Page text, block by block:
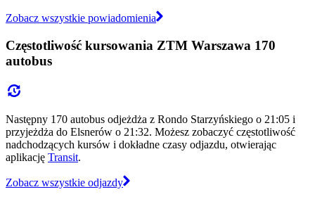
Zobacz wszystkie powiadomienia
Częstotliwość kursowania ZTM Warszawa 170
autobus
Następny 170 autobus odjeżdża z Rondo Starzyńskiego o 21:05 i
przyjeżdża do Elsnerów o 21:32. Możesz zobaczyć częstotliwość
nadchodzących kursów i dokładne czasy odjazdu, otwierając
aplikację Transit.
Zobacz wszystkie odjazdy